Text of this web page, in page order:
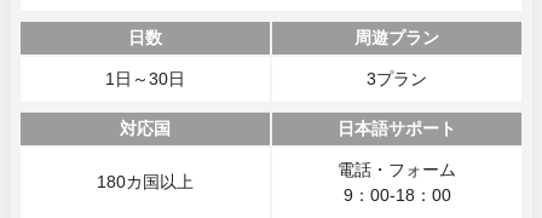
日数 周遊プラン
1日～30日 3プラン
対応国 日本語サポート
180カ国以上
電話・フォーム
9：00-18：00